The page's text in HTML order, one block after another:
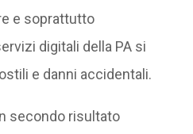
e soprattutto
digitali della PA si
e danni accidentali.
secondo risultato